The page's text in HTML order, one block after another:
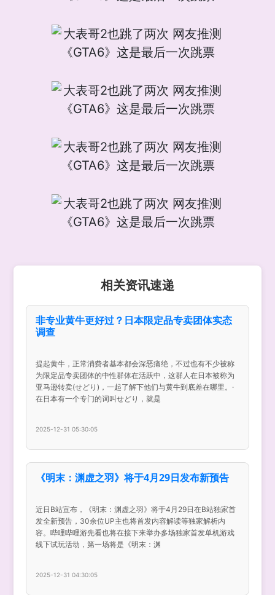
相关资讯速递
非专业黄牛更好过？日本限定品专卖团体实态
调查
提起黄牛，正常消费者基本都会深恶痛绝，不过也有不少被称
为限定品专卖团体的中性群体在活跃中，这群人在日本被称为
亚马逊转卖(せどり)，一起了解下他们与黄牛到底差在哪里。·
在日本有一个专门的词叫せどり，就是
2025-12-31 05:30:05
《明末：渊虚之羽》将于4月29日发布新预告
近日B站宣布，《明末：渊虚之羽》将于4月29日在B站独家首
发全新预告，30余位UP主也将首发内容解读等独家解析内
容。哔哩哔哩游先看也将在接下来举办多场独家首发单机游戏
线下试玩活动，第一场将是《明末：渊
2025-12-31 04:30:05